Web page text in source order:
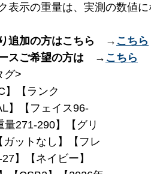
表示の重量は、実測の数値に
追加の方はこちら → こちら
スご希望の方は → こちら
グ>
】【ランク
】【フェイス96-
量271-290】【グリ
ガットなし】【フレ
】【ネイビー】